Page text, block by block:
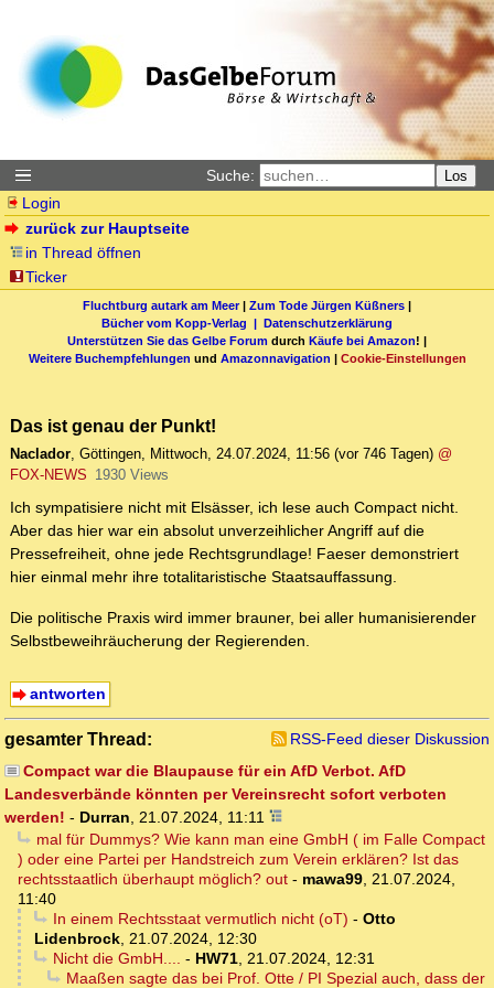
Suche: Los
Login
zurück zur Hauptseite
in Thread öffnen
Ticker
Fluchtburg autark am Meer| Zum Tode Jürgen Küßners |
Bücher vom Kopp-Verlag | Datenschutzerklärung
Unterstützen Sie das Gelbe Forum durch Käufe bei Amazon! |
Weitere Buchempfehlungen und Amazonnavigation | Cookie-Einstellungen
Das ist genau der Punkt!
Naclador, Göttingen, Mittwoch, 24.07.2024, 11:56 (vor 746 Tagen) @
FOX-NEWS 1930 Views
Ich sympatisiere nicht mit Elsässer, ich lese auch Compact nicht.
Aber das hier war ein absolut unverzeihlicher Angriff auf die
Pressefreiheit, ohne jede Rechtsgrundlage! Faeser demonstriert
hier einmal mehr ihre totalitaristische Staatsauffassung.
Die politische Praxis wird immer brauner, bei aller humanisierender
Selbstbeweihräucherung der Regierenden.
antworten
gesamter Thread:
RSS-Feed dieser Diskussion
Compact war die Blaupause für ein AfD Verbot. AfD
Landesverbände könnten per Vereinsrecht sofort verboten
werden! - Durran, 21.07.2024, 11:11
mal für Dummys? Wie kann man eine GmbH ( im Falle Compact
) oder eine Partei per Handstreich zum Verein erklären? Ist das
rechtsstaatlich überhaupt möglich? out - mawa99, 21.07.2024,
11:40
In einem Rechtsstaat vermutlich nicht (oT) - Otto
Lidenbrock, 21.07.2024, 12:30
Nicht die GmbH.... - HW71, 21.07.2024, 12:31
Maaßen sagte das bei Prof. Otte / PI Spezial auch, dass der